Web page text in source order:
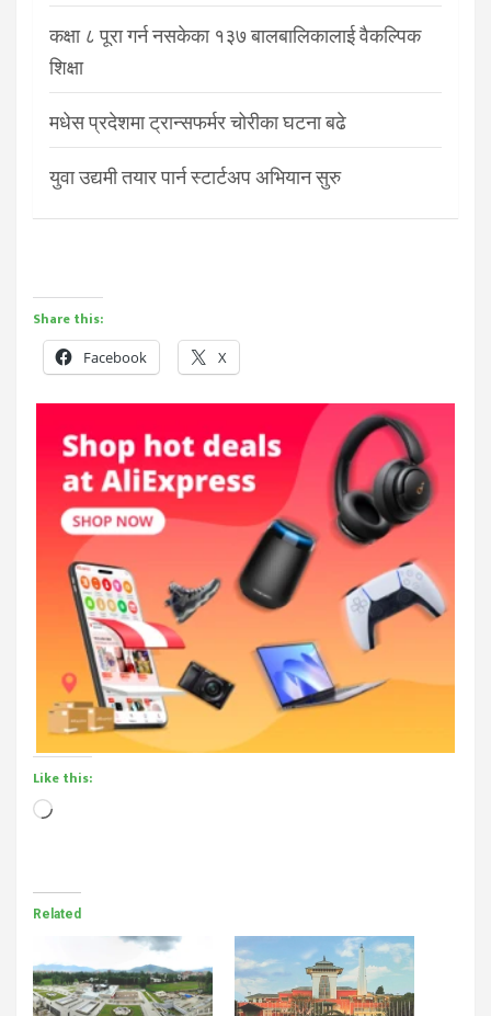
कक्षा ८ पूरा गर्न नसकेका १३७ बालबालिकालाई वैकल्पिक
शिक्षा
मधेस प्रदेशमा ट्रान्सफर्मर चोरीका घटना बढे
युवा उद्यमी तयार पार्न स्टार्टअप अभियान सुरु
Share this:
Facebook X
Like this:
Loading…
Related